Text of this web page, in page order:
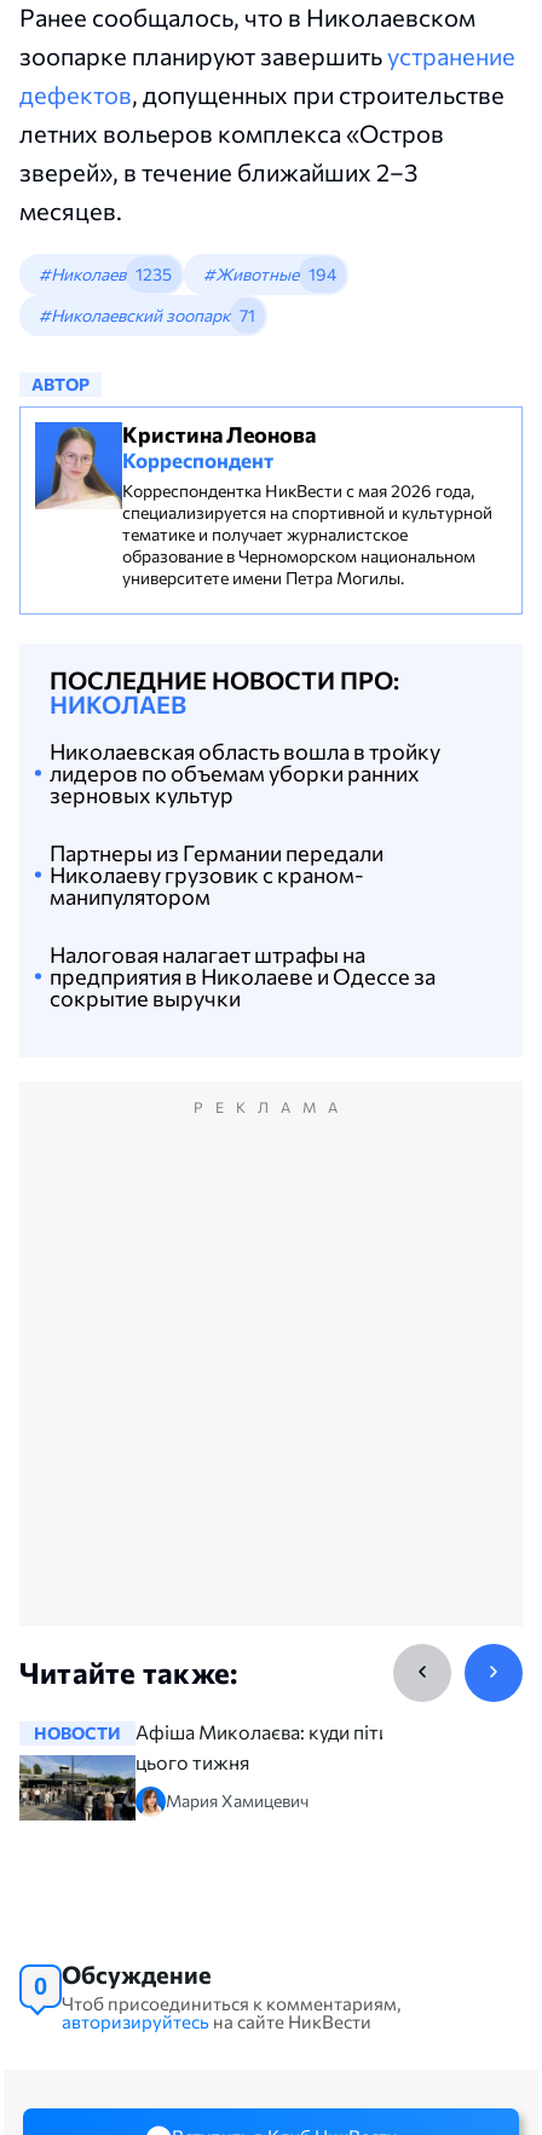
Ранее сообщалось, что в Николаевском
зоопарке планируют завершитьустранение
дефектов, допущенных при строительстве
летних вольеров комплекса «Остров
зверей», в течение ближайших 2–3
месяцев.
#Николаев 1235 #Животные 194
#Николаевский зоопарк 71
АВТОР
Кристина Леонова
Корреспондент
Корреспондентка НикВести с мая 2026 года,
специализируется на спортивной и культурной
тематике и получает журналистское
образование в Черноморском национальном
университете имени Петра Могилы.
ПОСЛЕДНИЕ НОВОСТИ ПРО:
НИКОЛАЕВ
Налоговая налагает штрафы на
предприятия в Николаеве и Одессе за
сокрытие выручки
Партнеры из Германии передали
Николаеву грузовик с краном-
манипулятором
Николаевская область вошла в тройку
лидеров по объемам уборки ранних
зерновых культур
РЕКЛАМА
Читайте также:
НОВОСТИ
Афіша Миколаєва: куди піти
цього тижня
Мария Хамицевич
0 Обсуждение
Чтоб присоединиться к комментариям,
авторизируйтесь на сайте НикВести